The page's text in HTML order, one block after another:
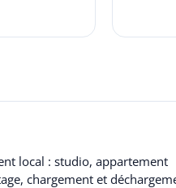
local : studio, appartement
chargement et